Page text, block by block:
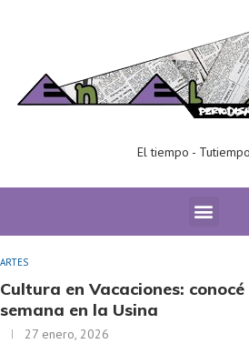
El tiempo -
Cultura en
ARTES
Cultura en Vacaciones:
semana en la Usina
27 enero, 2026